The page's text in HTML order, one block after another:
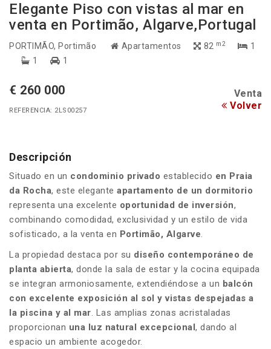
Elegante Piso con vistas al mar en
venta en Portimão, Algarve,Portugal
PORTIMÃO, Portimão Apartamentos 82 m2
1
1
1
€ 260 000 Venta
REFERENCIA: 2LS00257 Volver
Descripción
Situado en un condominio privado establecido en Praia
da Rocha, este elegante apartamento de un dormitorio
representa una excelente oportunidad de inversión,
combinando comodidad, exclusividad y un estilo de vida
sofisticado, a la venta en Portimão, Algarve.
La propiedad destaca por su diseño contemporáneo de
planta abierta, donde la sala de estar y la cocina equipada
se integran armoniosamente, extendiéndose a un balcón
con excelente exposición al sol y vistas despejadas a
la piscina y al mar. Las amplias zonas acristaladas
proporcionan una luz natural excepcional , dando al
espacio un ambiente acogedor.